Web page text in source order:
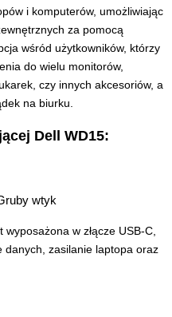
i komputerów, umożliwiając
za pomocą
wśród użytkowników, którzy
do wielu monitorów,
czy innych akcesoriów, a
na biurku.
Dell WD15:
wtyk
w złącze USB-C,
danych, zasilanie laptopa oraz